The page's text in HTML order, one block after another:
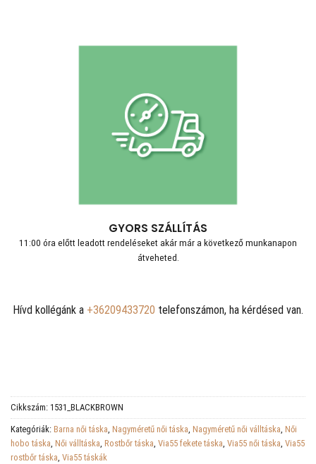
GYORS SZÁLLÍTÁS
11:00 óra előtt leadott rendeléseket akár már a következő munkanapon
átveheted.
Hívd kollégánk a +36209433720 telefonszámon, ha kérdésed van.
Cikkszám: 1531_BLACKBROWN
Kategóriák: Barna női táska, Nagyméretű női táska, Nagyméretű női válltáska, Női
hobo táska, Női válltáska, Rostbőr táska, Via55 fekete táska, Via55 női táska, Via55
rostbőr táska, Via55 táskák